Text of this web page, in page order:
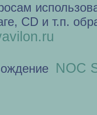
CD и т.п.
NOC